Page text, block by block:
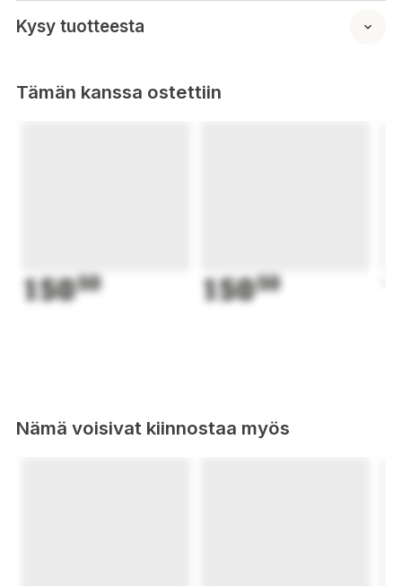
Kysy tuotteesta
Tämän kanssa ostettiin
15050 15050
Nämä voisivat kiinnostaa myös